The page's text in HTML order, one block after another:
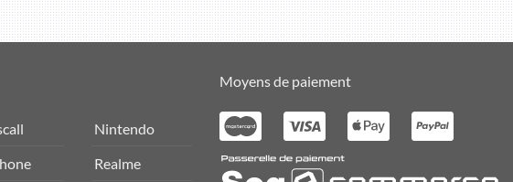
Nintendo
Realme
Moyens de paiement